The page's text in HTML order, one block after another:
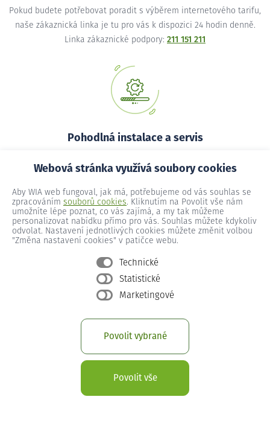
Webová stránka využívá soubory cookies
Aby WIA web fungoval, jak má, potřebujeme od vás souhlas se
zpracováním souborů cookies. Kliknutím na Povolit vše nám
umožníte lépe poznat, co vás zajímá, a my tak můžeme
personalizovat nabídku přímo pro vás. Souhlas můžete kdykoliv
odvolat. Nastavení jednotlivých cookies můžete změnit volbou
"Změna nastavení cookies" v patičce webu.
Technické
Statistické
Marketingové
Povolit vybrané
Povolit vše
Pokud budete potřebovat poradit s výběrem internetového tarifu,
naše zákaznická linka je tu pro vás k dispozici 24 hodin denně.
Linka zákaznické podpory: 211 151 211
Pohodlná instalace a servis
do 5 dnů od objednání a předplacení služby. Navíc k tomu nic
nepotřebujete, my zajistíme veškerou potřebnou techniku i
instalaci.